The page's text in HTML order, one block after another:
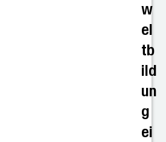
w
el
tb
ild
un
g
ei